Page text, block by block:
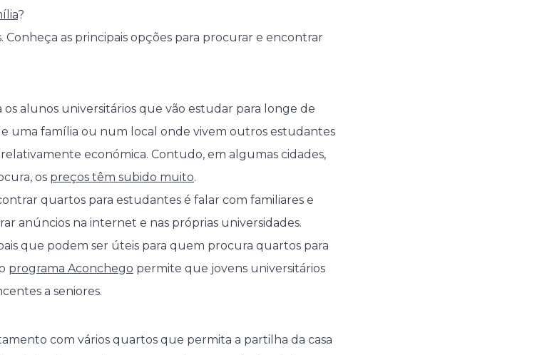
?
Conheça as principais opções para procurar e encontrar
os alunos universitários que vão estudar para longe de
uma família ou num local onde vivem outros estudantes
económica. Contudo, em algumas cidades,
os preços têm subido muito.
quartos para estudantes é falar com familiares e
anúncios na internet e nas próprias universidades.
que podem ser úteis para quem procura quartos para
programa Aconchego permite que jovens universitários
a seniores.
com vários quartos que permita a partilha da casa